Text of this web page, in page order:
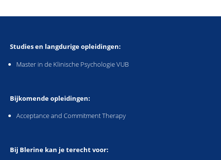
Studies en langdurige opleidingen:
Master in de Klinische Psychologie VUB
Bijkomende opleidingen:
Acceptance and Commitment Therapy
Bij Blerine kan je terecht voor: